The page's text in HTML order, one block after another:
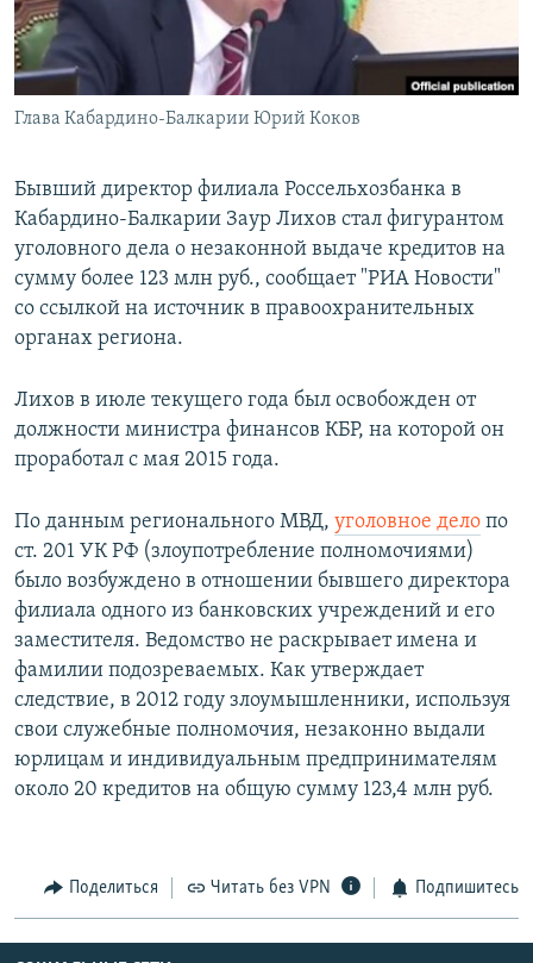
СОЦИАЛЬНЫЕ СЕТИ
Все сайты РСЕ/РС
Глава Кабардино-Балкарии Юрий Коков
Бывший директор филиала Россельхозбанка в
Кабардино-Балкарии Заур Лихов стал фигурантом
уголовного дела о незаконной выдаче кредитов на
сумму более 123 млн руб., сообщает "РИА Новости"
со ссылкой на источник в правоохранительных
органах региона.
Лихов в июле текущего года был освобожден от
должности министра финансов КБР, на которой он
проработал с мая 2015 года.
По данным регионального МВД, уголовное дело по
ст. 201 УК РФ (злоупотребление полномочиями)
было возбуждено в отношении бывшего директора
филиала одного из банковских учреждений и его
заместителя. Ведомство не раскрывает имена и
фамилии подозреваемых. Как утверждает
следствие, в 2012 году злоумышленники, используя
свои служебные полномочия, незаконно выдали
юрлицам и индивидуальным предпринимателям
около 20 кредитов на общую сумму 123,4 млн руб.
Поделиться Читать без VPN Подпишитесь